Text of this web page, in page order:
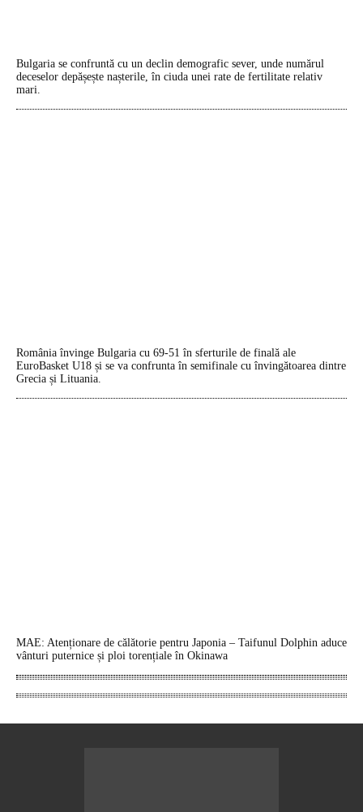
Bulgaria se confruntă cu un declin demografic sever, unde numărul
deceselor depășește nașterile, în ciuda unei rate de fertilitate relativ
mari.
România învinge Bulgaria cu 69-51 în sferturile de finală ale
EuroBasket U18 și se va confrunta în semifinale cu învingătoarea dintre
Grecia și Lituania.
MAE: Atenționare de călătorie pentru Japonia – Taifunul Dolphin aduce
vânturi puternice și ploi torențiale în Okinawa